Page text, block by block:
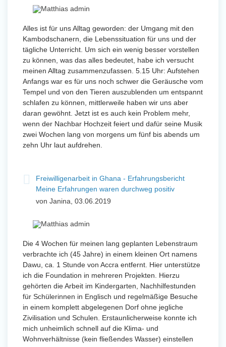
Alles ist für uns Alltag geworden: der Umgang mit den
Kambodschanern, die Lebenssituation für uns und der
tägliche Unterricht. Um sich ein wenig besser vorstellen
zu können, was das alles bedeutet, habe ich versucht
meinen Alltag zusammenzufassen. 5.15 Uhr: Aufstehen
Anfangs war es für uns noch schwer die Geräusche vom
Tempel und von den Tieren auszublenden um entspannt
schlafen zu können, mittlerweile haben wir uns aber
daran gewöhnt. Jetzt ist es auch kein Problem mehr,
wenn der Nachbar Hochzeit feiert und dafür seine Musik
zwei Wochen lang von morgens um fünf bis abends um
zehn Uhr laut aufdrehen.
Freiwilligenarbeit in Ghana - Erfahrungsbericht
Meine Erfahrungen waren durchweg positiv
von Janina, 03.06.2019
Die 4 Wochen für meinen lang geplanten Lebenstraum
verbrachte ich (45 Jahre) in einem kleinen Ort namens
Dawu, ca. 1 Stunde von Accra entfernt. Hier unterstütze
ich die Foundation in mehreren Projekten. Hierzu
gehörten die Arbeit im Kindergarten, Nachhilfestunden
für Schülerinnen in Englisch und regelmäßige Besuche
in einem komplett abgelegenen Dorf ohne jegliche
Zivilisation und Schulen. Erstaunlicherweise konnte ich
mich unheimlich schnell auf die Klima- und
Wohnverhältnisse (kein fließendes Wasser) einstellen